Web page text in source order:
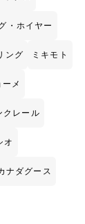
・ホイヤー
ング ミキモト
ーメ
クレール
オ
ナダグース